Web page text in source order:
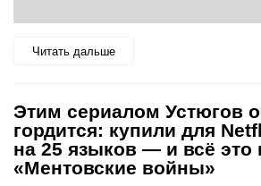
Читать дальше
Этим сериалом Устюгов
гордится: купили для
на 25 языков — и всё это
«Ментовские войны»